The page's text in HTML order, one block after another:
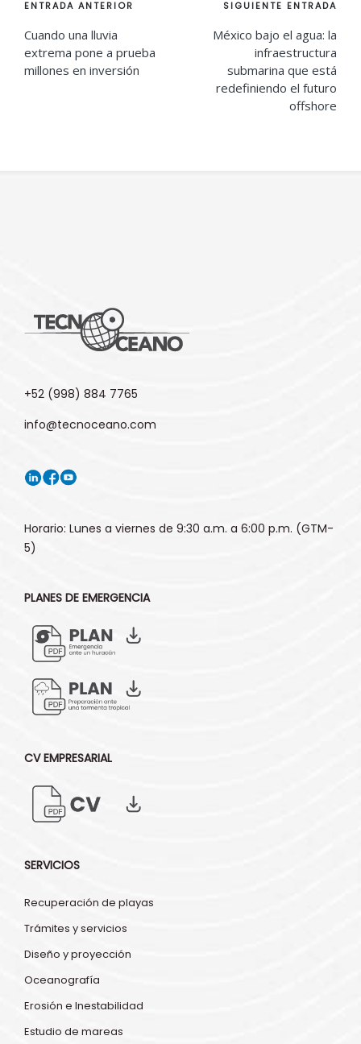
Navegación
de
entradas
ENTRADA ANTERIOR
Cuando una lluvia
extrema pone a prueba
millones en inversión
SIGUIENTE ENTRADA
México bajo el agua: la
infraestructura
submarina que está
redefiniendo el futuro
offshore
+52 (998) 884 7765
info@tecnoceano.com
Horario: Lunes a viernes de 9:30 a.m. a 6:00 p.m. (GTM-
5)
PLANES DE EMERGENCIA
CV EMPRESARIAL
SERVICIOS
Recuperación de playas
Trámites y servicios
Diseño y proyección
Oceanografía
Erosión e Inestabilidad
Estudio de mareas